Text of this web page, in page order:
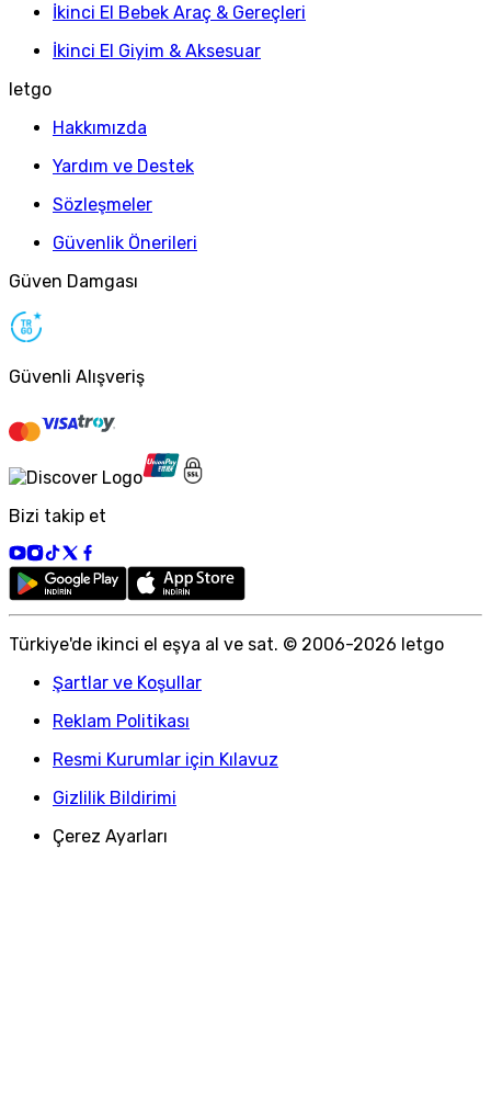
İkinci El Bebek Araç & Gereçleri
İkinci El Giyim & Aksesuar
letgo
Hakkımızda
Yardım ve Destek
Sözleşmeler
Güvenlik Önerileri
Güven Damgası
Güvenli Alışveriş
Bizi takip et
Türkiye'de ikinci el eşya al ve sat. © 2006-2026 letgo
Şartlar ve Koşullar
Reklam Politikası
Resmi Kurumlar için Kılavuz
Gizlilik Bildirimi
Çerez Ayarları